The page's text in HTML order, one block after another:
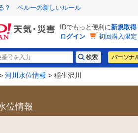
？ ペルーの新しいルール
IDでもっと便利に新規取得
ログイン
初回購入限
パーソナ
河川水位情報 > 稲生沢川
位情報